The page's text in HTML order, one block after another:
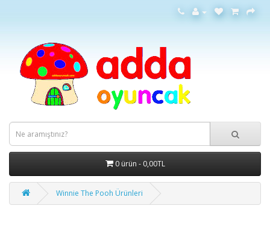
0 ürün - 0,00TL
Winnie The Pooh Ürünleri